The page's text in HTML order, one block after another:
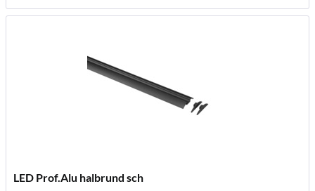
LED Prof.Alu halbrund sch